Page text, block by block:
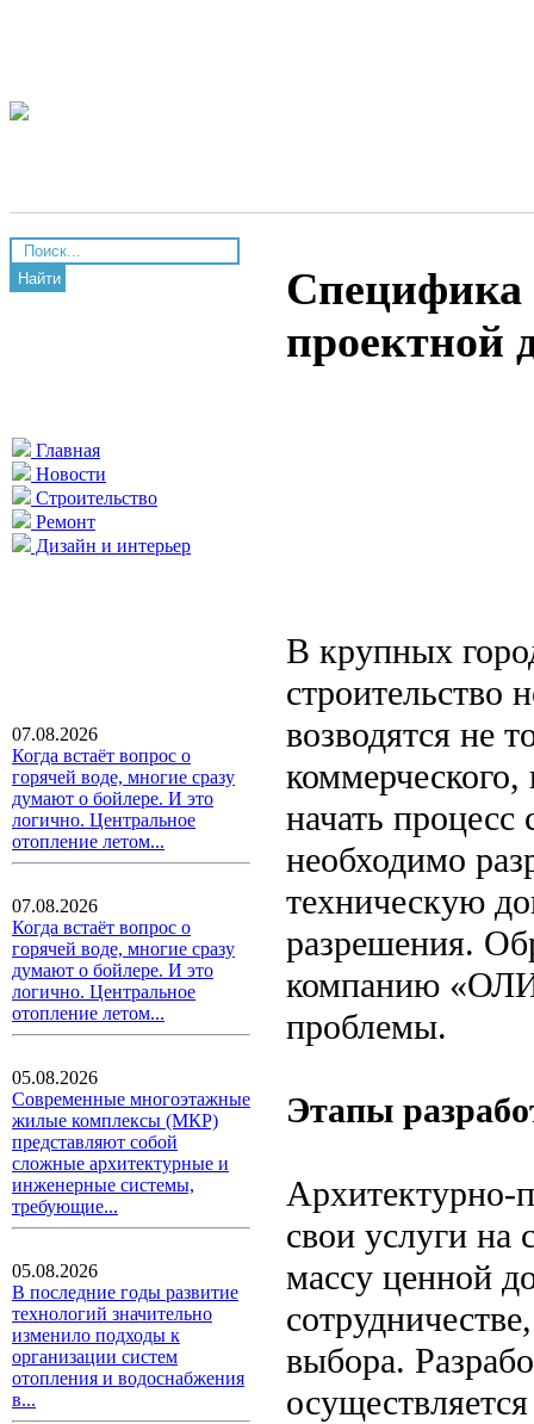
Найти
Главная
Новости
Строительство
Ремонт
Дизайн и интерьер
07.08.2026
Когда встаёт вопрос о
горячей воде, многие сразу
думают о бойлере. И это
логично. Центральное
отопление летом...
07.08.2026
Когда встаёт вопрос о
горячей воде, многие сразу
думают о бойлере. И это
логично. Центральное
отопление летом...
05.08.2026
Современные многоэтажные
жилые комплексы (МКР)
представляют собой
сложные архитектурные и
инженерные системы,
требующие...
05.08.2026
В последние годы развитие
технологий значительно
изменило подходы к
организации систем
отопления и водоснабжения
в...
Специфика
проектной
В крупных
строительство
возводятся не
начать процесс
необходимо
техническую
разрешения.
компанию
проблемы.
Этапы
свои услуги на
массу ценной
выбора.